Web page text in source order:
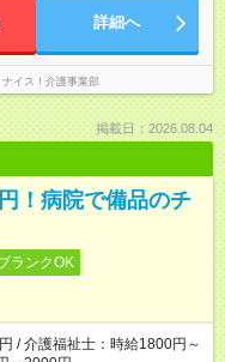
詳細へ
イス！介護事業部
掲載日：2026.08.04
！病院で備品のチ
ランクOK
/ 介護福祉士：時給1800円～